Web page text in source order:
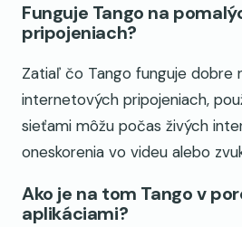
Funguje Tango na
pripojeniach?
Zatiaľ čo Tango funguje dobre
internetových pripojeniach,
sieťami môžu počas živých
oneskorenia vo videu alebo
Ako je na tom Tango v
aplikáciami?